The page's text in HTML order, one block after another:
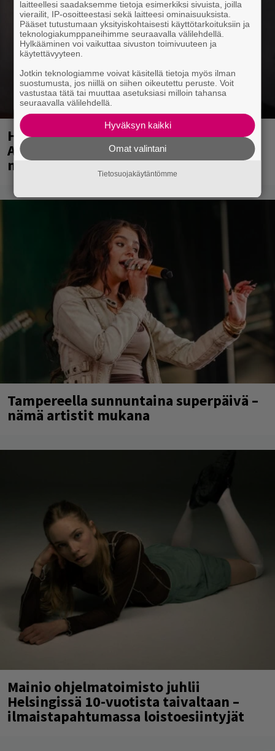
Huomenna se ilmestyy – CMX:stä tutun
A.W. Yrjänän uutuusalbumi om
mammuttimainen kokonaisuus
Tampereella sunnuntaina superpäivä –
nämä artistit mukana
Mainio ohjelmatoimisto juhlii
Helsingissä 10-vuotista taivaltaan –
ilmaistapahtumassa loistoesiintyjät
laitteellesi saadaksemme tietoja esimerkiksi sivuista, joilla
vierailit, IP-osoitteestasi sekä laitteesi ominaisuuksista.
Pääset tutustumaan yksityiskohtaisesti käyttötarkoituksiin ja
teknologiakumppaneihimme seuraavalla välilehdellä.
Hylkääminen voi vaikuttaa sivuston toimivuuteen ja
käytettävyyteen.
Jotkin teknologiamme voivat käsitellä tietoja myös ilman
suostumusta, jos niillä on siihen oikeutettu peruste. Voit
vastustaa tätä tai muuttaa asetuksiasi milloin tahansa
seuraavalla välilehdellä.
Hyväksyn kaikki
Omat valintani
Tietosuojakäytäntömme